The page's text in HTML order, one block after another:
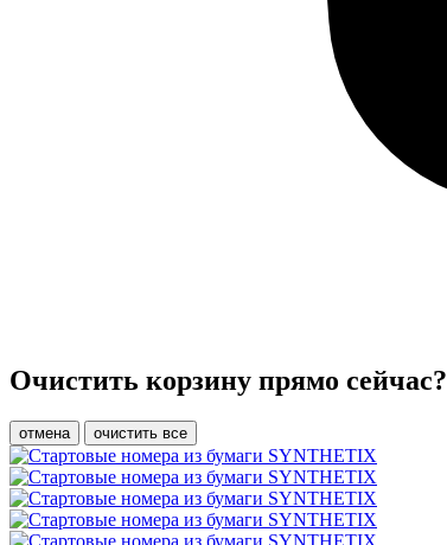
Очистить корзину прямо сейчас?
отмена очистить все